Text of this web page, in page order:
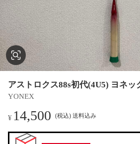
アストロクス88s初代(4U5) ヨネッ
YONEX
¥ 14,500 (税込) 送料込み